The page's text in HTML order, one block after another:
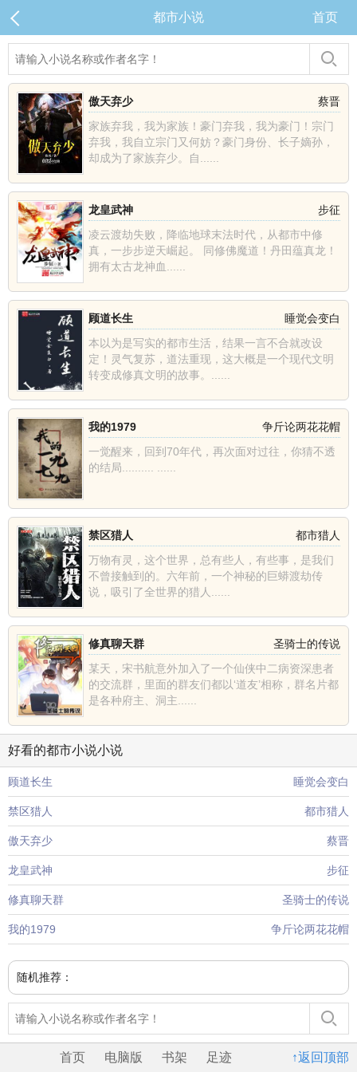
都市小说 首页
蔡晋
傲天弃少
家族弃我，我为家族！豪门弃我，我为豪门！宗门
弃我，我自立宗门又何妨？豪门身份、长子嫡孙，
却成为了家族弃少。自......
步征
龙皇武神
凌云渡劫失败，降临地球末法时代，从都市中修
真，一步步逆天崛起。 同修佛魔道！丹田蕴真龙！
拥有太古龙神血......
睡觉会变白
顾道长生
本以为是写实的都市生活，结果一言不合就改设
定！灵气复苏，道法重现，这大概是一个现代文明
转变成修真文明的故事。......
争斤论两花花帽
我的1979
一觉醒来，回到70年代，再次面对过往，你猜不透
的结局.......... ......
都市猎人
禁区猎人
万物有灵，这个世界，总有些人，有些事，是我们
不曾接触到的。六年前，一个神秘的巨蟒渡劫传
说，吸引了全世界的猎人......
圣骑士的传说
修真聊天群
某天，宋书航意外加入了一个仙侠中二病资深患者
的交流群，里面的群友们都以‘道友’相称，群名片都
是各种府主、洞主......
好看的都市小说小说
顾道长生 睡觉会变白
禁区猎人 都市猎人
傲天弃少 蔡晋
龙皇武神 步征
修真聊天群 圣骑士的传说
我的1979 争斤论两花花帽
随机推荐：
↑返回顶部
首页 电脑版 书架 足迹